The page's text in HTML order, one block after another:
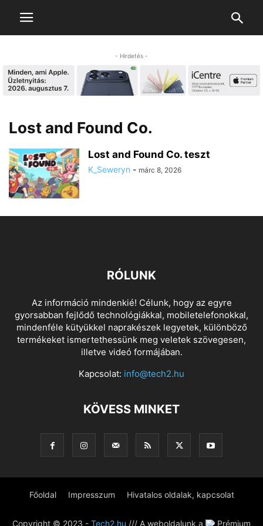
- Hirdetés -
Lost and Found Co.
Lost and Found Co. teszt
K_Seweryn - márc 8, 2026
RÓLUNK
Az információ mindenkié! Célunk, hogy az egyre
gyorsabban fejlődő technológiákkal, mobiletelefonokkal,
mindenféle kütyükkel naprakészek legyetek, különböző
termékeket ismertethessünk meg veletek szövegesen,
illetve videó formájában.
Kapcsolat: info@tech2.hu
KÖVESS MINKET
Főoldal Impresszum Hivatalos oldalak, kapcsolat
Copyright © 2023 - Tech2.hu /// A weboldalunk a Prémium